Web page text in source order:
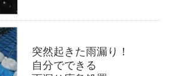
突然起きた雨漏り！
自分でできる